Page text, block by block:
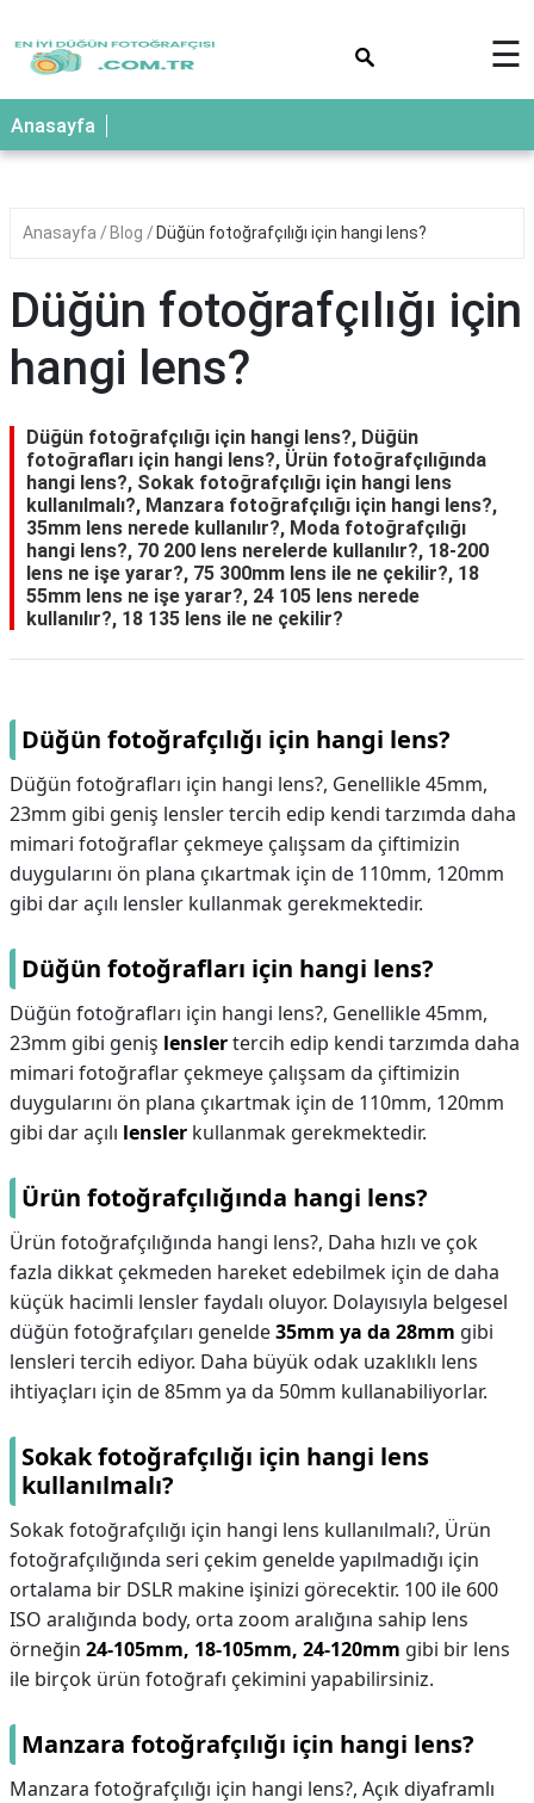
☰
Anasayfa
Anasayfa Blog Düğün fotoğrafçılığı için hangi lens?
Düğün fotoğrafçılığı için
hangi lens?
Düğün fotoğrafçılığı için hangi lens?, Düğün
fotoğrafları için hangi lens?, Ürün fotoğrafçılığında
hangi lens?, Sokak fotoğrafçılığı için hangi lens
kullanılmalı?, Manzara fotoğrafçılığı için hangi lens?,
35mm lens nerede kullanılır?, Moda fotoğrafçılığı
hangi lens?, 70 200 lens nerelerde kullanılır?, 18-200
lens ne işe yarar?, 75 300mm lens ile ne çekilir?, 18
55mm lens ne işe yarar?, 24 105 lens nerede
kullanılır?, 18 135 lens ile ne çekilir?
Düğün fotoğrafçılığı için hangi lens?
Düğün fotoğrafları için hangi lens?, Genellikle 45mm,
23mm gibi geniş lensler tercih edip kendi tarzımda daha
mimari fotoğraflar çekmeye çalışsam da çiftimizin
duygularını ön plana çıkartmak için de 110mm, 120mm
gibi dar açılı lensler kullanmak gerekmektedir.
Düğün fotoğrafları için hangi lens?
Düğün fotoğrafları için hangi lens?, Genellikle 45mm,
23mm gibi geniş lenslertercih edip kendi tarzımda daha
mimari fotoğraflar çekmeye çalışsam da çiftimizin
duygularını ön plana çıkartmak için de 110mm, 120mm
gibi dar açılı lensler kullanmak gerekmektedir.
Ürün fotoğrafçılığında hangi lens?
Ürün fotoğrafçılığında hangi lens?, Daha hızlı ve çok
fazla dikkat çekmeden hareket edebilmek için de daha
küçük hacimli lensler faydalı oluyor. Dolayısıyla belgesel
düğün fotoğrafçıları genelde35mm ya da 28mm gibi
lensleri tercih ediyor. Daha büyük odak uzaklıklı lens
ihtiyaçları için de 85mm ya da 50mm kullanabiliyorlar.
Sokak fotoğrafçılığı için hangi lens
kullanılmalı?
Sokak fotoğrafçılığı için hangi lens kullanılmalı?, Ürün
fotoğrafçılığında seri çekim genelde yapılmadığı için
ortalama bir DSLR makine işinizi görecektir. 100 ile 600
ISO aralığında body, orta zoom aralığına sahip lens
örneğin 24-105mm, 18-105mm, 24-120mm gibi bir lens
ile birçok ürün fotoğrafı çekimini yapabilirsiniz.
Manzara fotoğrafçılığı için hangi lens?
Manzara fotoğrafçılığı için hangi lens?, Açık diyaframlı